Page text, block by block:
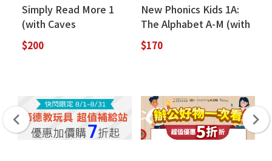
Simply Read More 1
(with Caves
WebSource)
$200
New Phonics Kids 1A:
The Alphabet A-M (with
Caves WebSource)
$170